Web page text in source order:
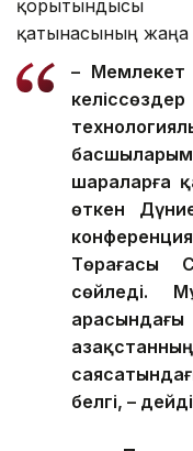
Қытай
ашылды.
табысты
халықтың
пен өзара
ҚР СІМ
институтының
Манарбек
қорытындысы
қатынасының жаңа
– Мемлекет